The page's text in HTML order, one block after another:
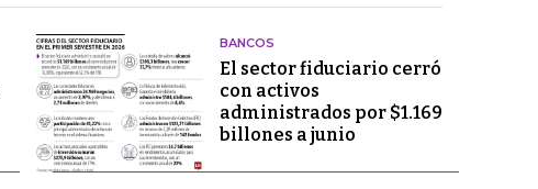
BANCOS
El sector fiduciario cerró
con activos
administrados por $1.169
billones a junio